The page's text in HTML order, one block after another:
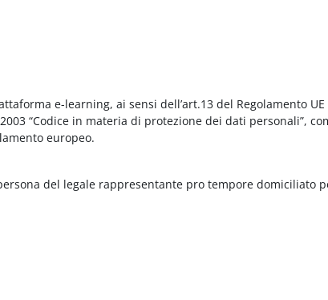
e-learning, ai sensi dell’art.13 del Regolamento
“Codice in materia di protezione dei dati personali”,
europeo.
del legale rappresentante pro tempore domiciliato